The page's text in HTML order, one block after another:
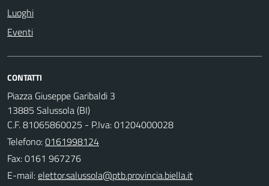
Luoghi
Eventi
CONTATTI
Piazza Giuseppe Garibaldi 3
13885 Salussola (BI)
C.F. 81065860025 - P.Iva: 01204000028
Telefono:0161998124
Fax: 0161 967276
E-mail: